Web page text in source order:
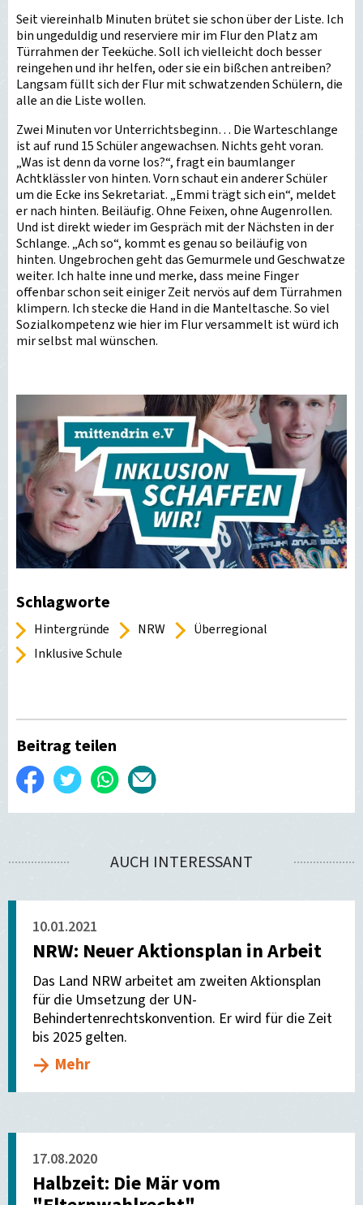
Seit viereinhalb Minuten brütet sie schon über der Liste. Ich
bin ungeduldig und reserviere mir im Flur den Platz am
Türrahmen der Teeküche. Soll ich vielleicht doch besser
reingehen und ihr helfen, oder sie ein bißchen antreiben?
Langsam füllt sich der Flur mit schwatzenden Schülern, die
alle an die Liste wollen.
Zwei Minuten vor Unterrichtsbeginn… Die Warteschlange
ist auf rund 15 Schüler angewachsen. Nichts geht voran.
„Was ist denn da vorne los?“, fragt ein baumlanger
Achtklässler von hinten. Vorn schaut ein anderer Schüler
um die Ecke ins Sekretariat. „Emmi trägt sich ein“, meldet
er nach hinten. Beiläufig. Ohne Feixen, ohne Augenrollen.
Und ist direkt wieder im Gespräch mit der Nächsten in der
Schlange. „Ach so“, kommt es genau so beiläufig von
hinten. Ungebrochen geht das Gemurmele und Geschwatze
weiter. Ich halte inne und merke, dass meine Finger
offenbar schon seit einiger Zeit nervös auf dem Türrahmen
klimpern. Ich stecke die Hand in die Manteltasche. So viel
Sozialkompetenz wie hier im Flur versammelt ist würd ich
mir selbst mal wünschen.
Schlagworte
Hintergründe NRW
Überregional
Inklusive Schule
Beitrag teilen
Auf
Facebook
Twittern WhatsApp
E-
versenden
AUCH INTERESSANT
10.01.2021
NRW: Neuer Aktionsplan in Arbeit
Das Land NRW arbeitet am zweiten Aktionsplan
für die Umsetzung der UN-
Behindertenrechtskonvention. Er wird für die Zeit
bis 2025 gelten.
Mehr
17.08.2020
Halbzeit: Die Mär vom